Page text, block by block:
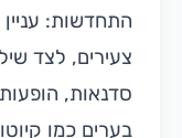
התחדשות:
צעירים, לצד
סדנאות,
בערים כמו